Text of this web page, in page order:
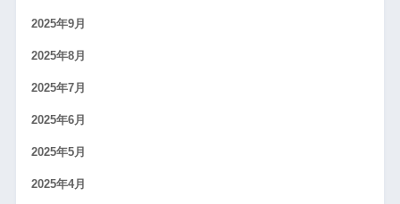
2025年9月
2025年8月
2025年7月
2025年6月
2025年5月
2025年4月